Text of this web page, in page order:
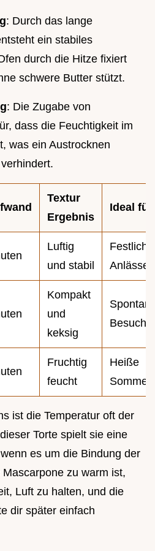
: Durch das lange
ein stabiles
durch die Hitze fixiert
schwere Butter stützt.
: Die Zugabe von
dass die Feuchtigkeit im
was ein Austrocknen
Textur
Ergebnis
Ideal für
Luftig
und stabil
Festliche
Anlässe
Kompakt
und
keksig
Besuch
Fruchtig
feucht
Heiße
ist die Temperatur oft der
Torte spielt sie eine
es um die Bindung der
zu warm ist,
Luft zu halten, und die
dir später einfach